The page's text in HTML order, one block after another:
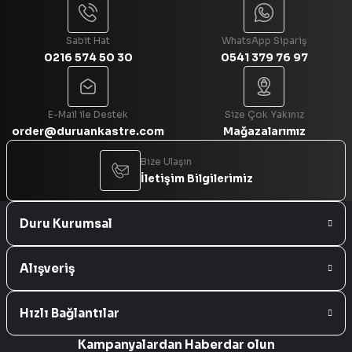
Sabit Hat
0216 574 50 30
WhatsApp Sipariş
0541 379 76 97
E-Mail ile Destek
order@duruankastre.com
Size Çok Yakınız
Mağazalarımız
Bize Ulaşın
İletişim Bilgilerimiz
Duru Kurumsal
Alışveriş
Hızlı Bağlantılar
Kampanyalardan Haberdar olun